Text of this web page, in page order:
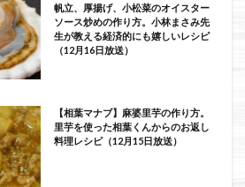
帆立、厚揚げ、小松菜のオイスター
ソース炒めの作り方。小林まさみ先
生が教える経済的にも嬉しいレシピ
（12月16日放送）
【相葉マナブ】麻婆里芋の作り方。
里芋を使った相葉くんからのお返し
料理レシピ（12月15日放送）